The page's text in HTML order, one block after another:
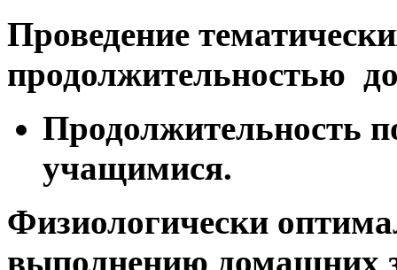
Проведение
продолжительностью
Продолжительность
учащимися.
Физиологически
выполнению домашних